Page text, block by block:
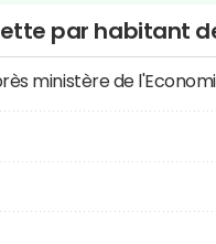
par habitant
ministère de